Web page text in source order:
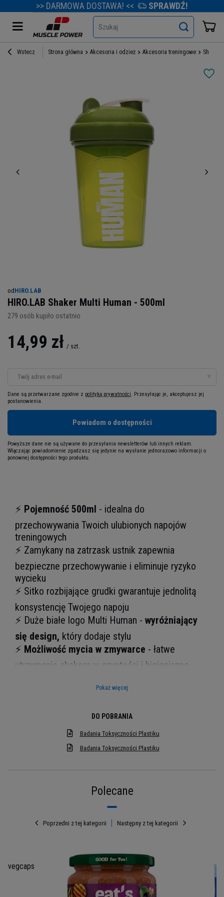
>> DARMOWA DOSTAWA! << SPRAWDŹ!
Szukaj
Wstecz Strona główna Akcesoria i odzież Akcesoria treningowe
od HIRO.LAB
HIRO.LAB Shaker Multi Human - 500ml
279 osób kupiło ostatnio
14,99 zł / szt.
Twój adres e-mail
Dane są przetwarzane zgodnie z polityką prywatności. Przesyłając je, akceptujesz jej
postanowienia.
Powiadom o dostępności
Powyższe dane nie są używane do przesyłania newsletterów lub innych reklam.
Włączając powiadomienie zgadzasz się jedynie na wysłanie jednorazowo informacji o
ponownej dostępności tego produktu.
⚡ Pojemność 500ml - idealna do
przechowywania Twoich ulubionych napojów
treningowych
⚡ Zamykany na zatrzask ustnik zapewnia
bezpieczne przechowywanie i eliminuje ryzyko
wycieku
⚡ Sitko rozbijające grudki gwarantuje jednolitą
konsystencję Twojego napoju
⚡ Duże białe logo Multi Human - wyróżniający
się design, który dodaje stylu
⚡ Możliwość mycia w zmywarce - łatwe
utrzymanie shakera w czystości i higieniczne
Pokaż więcej
DO POBRANIA
Badania Toksyczności Plastiku
Badania Toksyczności Plastiku
Polecane
Poprzedni z tej kategorii Następny z tej kategorii